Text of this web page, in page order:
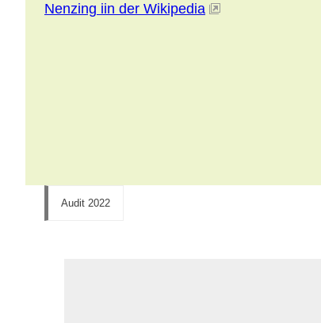
Nenzing iin der Wikipedia
Audit 2022